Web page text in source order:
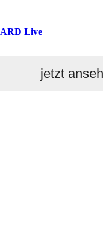
ARD Live
jetzt